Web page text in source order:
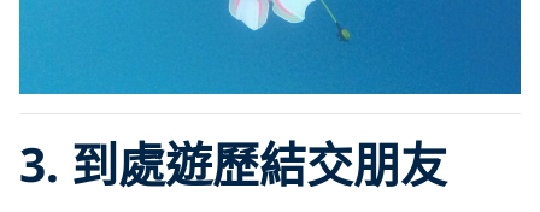
3. 到處遊歷結交朋友